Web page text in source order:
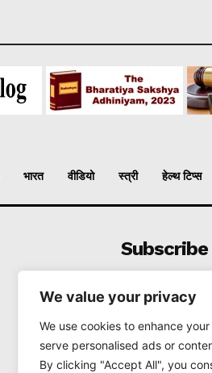
We value your privacy
We use cookies to enhance
serve personalised ads or
By clicking "Accept All", you
भारत वीडियो स्त्री हेल्थ टिप्स
Subscribe